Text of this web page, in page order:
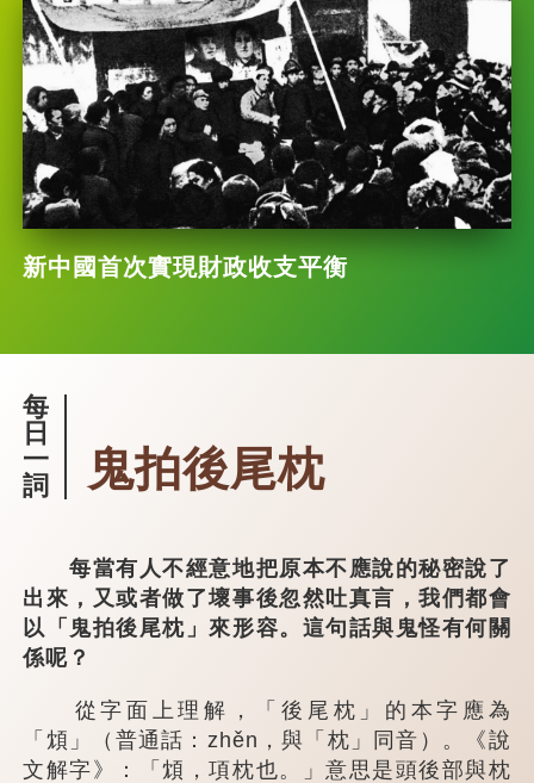
新中國首次實現財政收支平衡
每
日
一
詞
鬼拍後尾枕
每當有人不經意地把原本不應說的秘密說了
出來，又或者做了壞事後忽然吐真言，我們都會
以「鬼拍後尾枕」來形容。這句話與鬼怪有何關
係呢？
從字面上理解，「後尾枕」的本字應為
「䪴」（普通話：zhěn，與「枕」同音）。《說
文解字》：「䪴，項枕也。」意思是頭後部與枕